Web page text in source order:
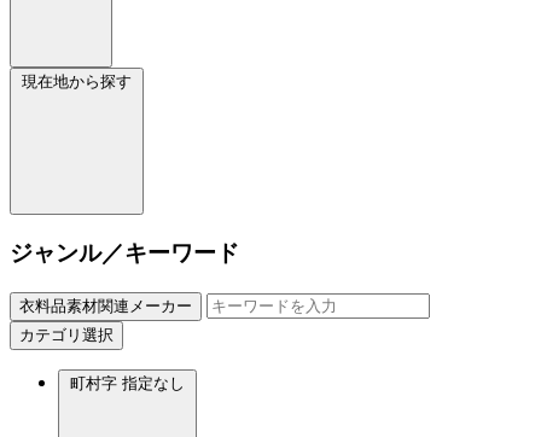
現在地から探す
ジャンル／キーワード
衣料品素材関連メーカー
カテゴリ選択
町村字 指定なし